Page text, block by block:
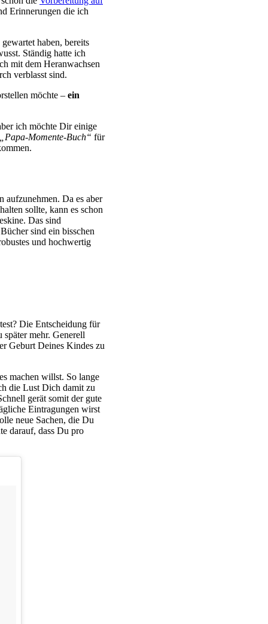
Erinnerungen die ich
haben, bereits
Ständig hatte ich
mit dem Heranwachsen
verblasst sind.
möchte – ein
ich möchte Dir einige
„Papa-Momente-Buch“ für
aufzunehmen. Da es aber
sollte, kann es schon
Das sind
sind ein bisschen
und hochwertig
Die Entscheidung für
mehr. Generell
Geburt Deines Kindes zu
machen willst. So lange
die Lust Dich damit zu
gerät somit der gute
Eintragungen wirst
neue Sachen, die Du
darauf, dass Du pro